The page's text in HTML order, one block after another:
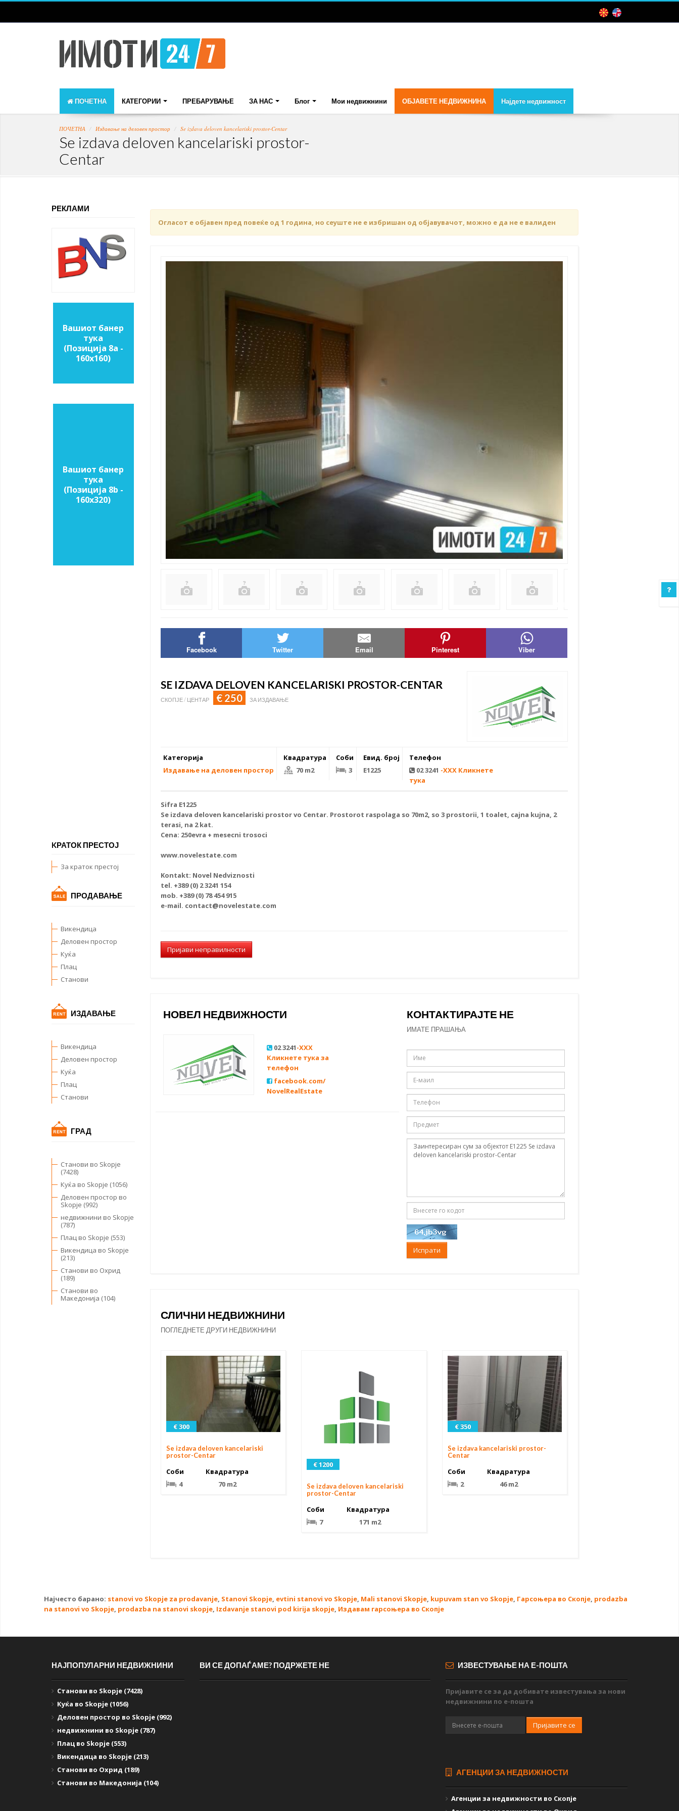
ПОЧЕТНА КАТЕГОРИИ ПРЕБАРУВАЊЕ ЗА НАС Блог Мои недвижнини ОБЈАВЕТЕ НЕДВИЖНИНА Најдете недвижност
ПОЧЕТНА Издавање на деловен простор Se izdava deloven kancelariski prostor-Centar
Se izdava deloven kancelariski prostor-
Centar
РЕКЛАМИ
Вашиот банер
тука
(Позиција 8a -
160х160)
Вашиот банер
тука
(Позиција 8b -
160х320)
KРАТОК ПРЕСТОЈ
За краток престој
ПРОДАВАЊЕ
Викендица
Деловен простор
Куќа
Плац
Станови
ИЗДАВАЊЕ
Викендица
Деловен простор
Куќа
Плац
Станови
ГРАД
Станови во Skopje
(7428)
Куќа во Skopje (1056)
Деловен простор во
Skopje (992)
недвижнини во Skopje
(787)
Плац во Skopje (553)
Викендица во Skopje
(213)
Станови во Охрид
(189)
Станови во
Македонија (104)
Огласот е објавен пред повеќе од 1 година, но сеуште не е избришан од објавувачот, можно е да не е валиден
Facebook Twitter Email Pinterest Viber
SE IZDAVA DELOVEN KANCELARISKI PROSTOR-CENTAR
СКОПЈЕ / ЦЕНТАР € 250 ЗА ИЗДАВАЊЕ
Категорија
Издавање на деловен простор
Квадратура
70 m2
Соби
3
Евид. број
Е1225
Телефон
02 3241 -XXX Кликнете
тука
Sifra Е1225
Se izdava deloven kancelariski prostor vo Centar. Prostorot raspolaga so 70m2, so 3 prostorii, 1 toalet, cajna kujna, 2
terasi, na 2 kat.
Cena: 250evra + mesecni trosoci
www.novelestate.com
Kontakt: Novel Nedviznosti
tel. +389 (0) 2 3241 154
mob. +389 (0) 78 454 915
e-mail. contact@novelestate.com
Пријави неправилности
НОВЕЛ НЕДВИЖНОСТИ
02 3241-XXX
Кликнете тука за
телефон
facebook.com/
NovelRealEstate
КОНТАКТИРАЈТЕ НЕ
ИМАТЕ ПРАШАЊА
Испрати
СЛИЧНИ НЕДВИЖНИНИ
ПОГЛЕДНЕТЕ ДРУГИ НЕДВИЖНИНИ
€ 300
Se izdava deloven kancelariski
prostor-Centar
Соби
4
Квадратура
70 m2
€ 1200
Se izdava deloven kancelariski
prostor-Centar
Соби
7
Квадратура
171 m2
€ 350
Se izdava kancelariski prostor-
Centar
Соби
2
Квадратура
46 m2
Најчесто барано: stanovi vo Skopje za prodavanje, Stanovi Skopje, evtini stanovi vo Skopje, Mali stanovi Skopje, kupuvam stan vo Skopje, Гарсоњера во Скопје, prodazba
na stanovi vo Skopje, prodazba na stanovi skopje, Izdavanje stanovi pod kirija skopje, Издавам гарсоњера во Скопје
НАЈПОПУЛАРНИ НЕДВИЖНИНИ
Станови во Skopje (7428)
Куќа во Skopje (1056)
Деловен простор во Skopje (992)
недвижнини во Skopje (787)
Плац во Skopje (553)
Викендица во Skopje (213)
Станови во Охрид (189)
Станови во Македонија (104)
ВИ СЕ ДОПАЃАМЕ? ПОДРЖЕТЕ НЕ ИЗВЕСТУВАЊЕ НА Е-ПОШТА
Пријавите се за да добивате известувања за нови
недвижнини по е-пошта
Пријавите се
АГЕНЦИИ ЗА НЕДВИЖНОСТИ
Агенции за недвижности во Скопје